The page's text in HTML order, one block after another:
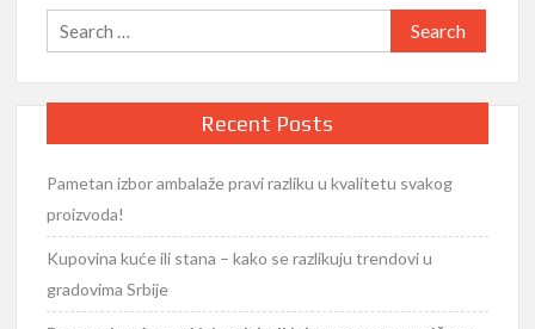
Search
for:
Recent Posts
Pametan izbor ambalaže pravi razliku u kvalitetu svakog
proizvoda!
Kupovina kuće ili stana – kako se razlikuju trendovi u
gradovima Srbije